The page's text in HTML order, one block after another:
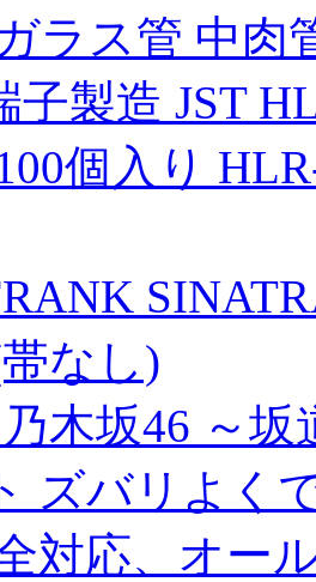
ラス管 中肉
子製造 JST
個入り
なし)
木坂46 ～
ズバリよく
対応、オー